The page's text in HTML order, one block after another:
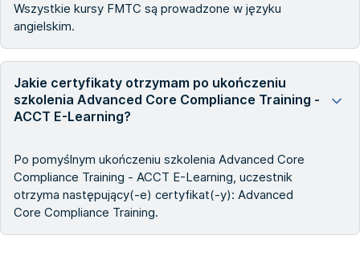
Wszystkie kursy FMTC są prowadzone w języku
angielskim.
Jakie certyfikaty otrzymam po ukończeniu
szkolenia Advanced Core Compliance Training -
ACCT E-Learning?
Po pomyślnym ukończeniu szkolenia Advanced Core
Compliance Training - ACCT E-Learning, uczestnik
otrzyma następujący(-e) certyfikat(-y): Advanced
Core Compliance Training.